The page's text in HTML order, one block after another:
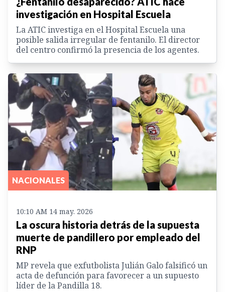
investigación en Hospital Escuela
La ATIC investiga en el Hospital Escuela una
posible salida irregular de fentanilo. El director
del centro confirmó la presencia de los agentes.
NACIONALES
10:10 AM 14 may. 2026
La oscura historia detrás de la supuesta
muerte de pandillero por empleado del
RNP
MP revela que exfutbolista Julián Galo falsificó un
acta de defunción para favorecer a un supuesto
líder de la Pandilla 18.